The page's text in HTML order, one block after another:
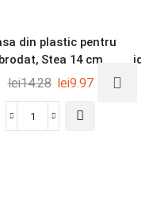
din plastic pentru
brodat, Stea 14 cm
lei14.28 lei9.97